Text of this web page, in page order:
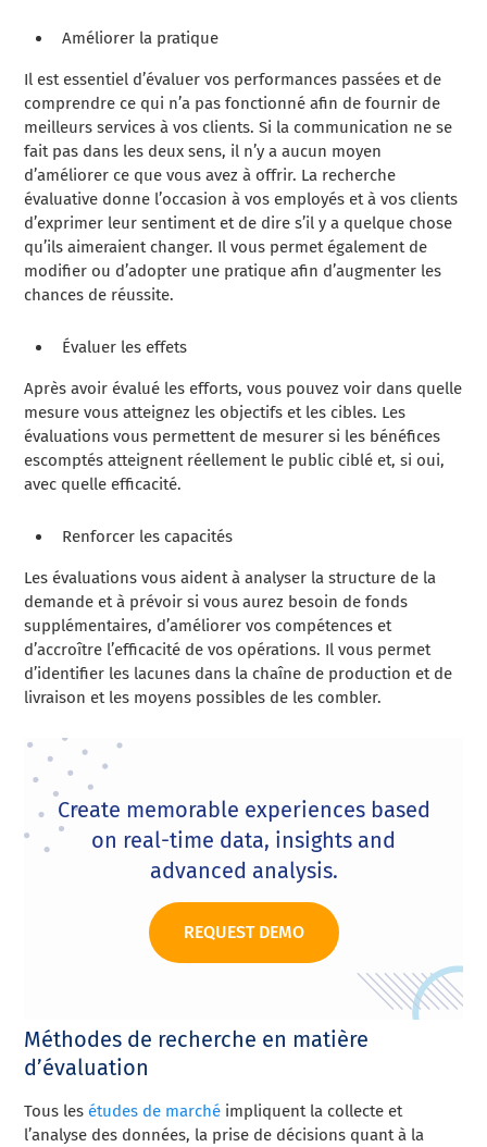
Améliorer la pratique
Il est essentiel d’évaluer vos performances passées et de
comprendre ce qui n’a pas fonctionné afin de fournir de
meilleurs services à vos clients. Si la communication ne se
fait pas dans les deux sens, il n’y a aucun moyen
d’améliorer ce que vous avez à offrir. La recherche
évaluative donne l’occasion à vos employés et à vos clients
d’exprimer leur sentiment et de dire s’il y a quelque chose
qu’ils aimeraient changer. Il vous permet également de
modifier ou d’adopter une pratique afin d’augmenter les
chances de réussite.
Évaluer les effets
Après avoir évalué les efforts, vous pouvez voir dans quelle
mesure vous atteignez les objectifs et les cibles. Les
évaluations vous permettent de mesurer si les bénéfices
escomptés atteignent réellement le public ciblé et, si oui,
avec quelle efficacité.
Renforcer les capacités
Les évaluations vous aident à analyser la structure de la
demande et à prévoir si vous aurez besoin de fonds
supplémentaires, d’améliorer vos compétences et
d’accroître l’efficacité de vos opérations. Il vous permet
d’identifier les lacunes dans la chaîne de production et de
livraison et les moyens possibles de les combler.
Create memorable experiences based
on real-time data, insights and
advanced analysis.
REQUEST DEMO
Méthodes de recherche en matière
d’évaluation
Tous les études de marché impliquent la collecte et
l’analyse des données, la prise de décisions quant à la